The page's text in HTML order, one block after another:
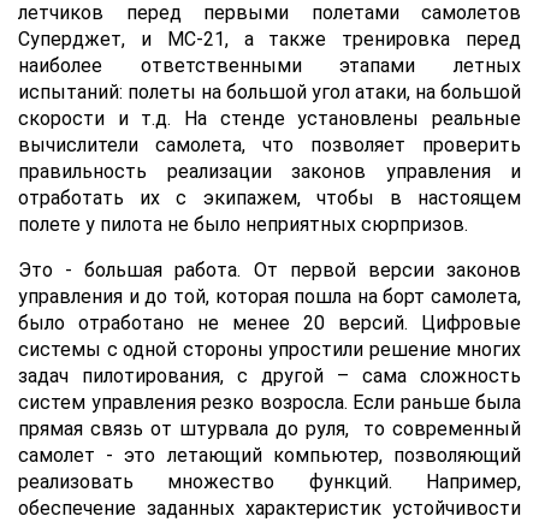
летчиков перед первыми полетами самолетов
Суперджет, и МС-21, а также тренировка перед
наиболее ответственными этапами летных
испытаний: полеты на большой угол атаки, на большой
скорости и т.д. На стенде установлены реальные
вычислители самолета, что позволяет проверить
правильность реализации законов управления и
отработать их с экипажем, чтобы в настоящем
полете у пилота не было неприятных сюрпризов.
Это - большая работа. От первой версии законов
управления и до той, которая пошла на борт самолета,
было отработано не менее 20 версий. Цифровые
системы с одной стороны упростили решение многих
задач пилотирования, с другой – сама сложность
систем управления резко возросла. Если раньше была
прямая связь от штурвала до руля, то современный
самолет - это летающий компьютер, позволяющий
реализовать множество функций. Например,
обеспечение заданных характеристик устойчивости